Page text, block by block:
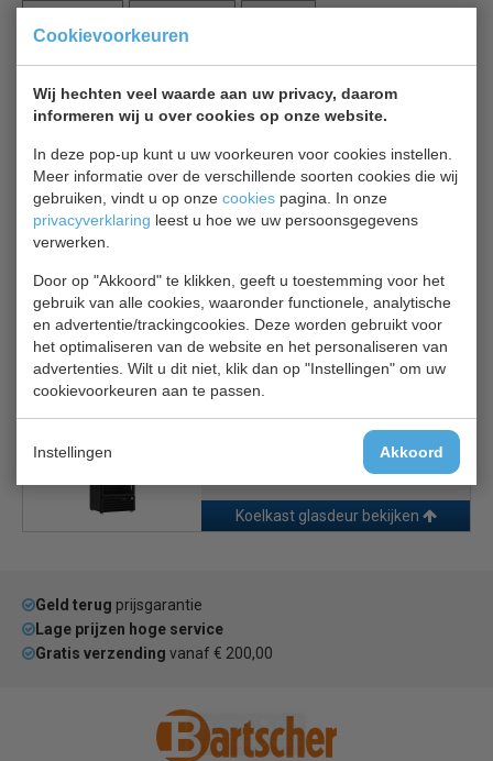
Cookievoorkeuren
Wij hechten veel waarde aan uw privacy, daarom
informeren wij u over cookies op onze website.
In deze pop-up kunt u uw voorkeuren voor cookies instellen.
Meer informatie over de verschillende soorten cookies die wij
gebruiken, vindt u op onze cookies pagina. In onze
privacyverklaring leest u hoe we uw persoonsgegevens
verwerken.
Door op "Akkoord" te klikken, geeft u toestemming voor het
gebruik van alle cookies, waaronder functionele, analytische
en advertentie/trackingcookies. Deze worden gebruikt voor
het optimaliseren van de website en het personaliseren van
advertenties. Wilt u dit niet, klik dan op "Instellingen" om uw
cookievoorkeuren aan te passen.
Instellingen Akkoord
Combisteel JDE 600F BL 7455.2244
vrieskast geforceerd met glasdeur
5 roosters, koelmiddel R290, automatische ontdooiing,
wielen en 5 roosters met clips en prijskaarthouders
en LED verlichting.
Zeer geschikt voor uw cafetaria, tankstation, slagerij.
Gerelateerde producten
Combisteel JDE600R BL
€ 1099,00
Koelkast glasdeur bekijken
Geld terug prijsgarantie
Lage prijzen hoge service
Gratis verzending vanaf € 200,00